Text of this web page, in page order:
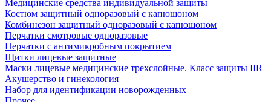
Медицинские средства индивидуальной защиты
Костюм защитный одноразовый с капюшоном
Комбинезон защитный одноразовый с капюшоном
Перчатки смотровые одноразовые
Перчатки с антимикробным покрытием
Щитки лицевые защитные
Маски лицевые медицинские трехслойные. Класс защиты IIR
Акушерство и гинекология
Набор для идентификации новорожденных